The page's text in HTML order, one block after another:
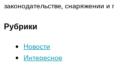
законодательстве, снаряжении
Рубрики
Новости
Интересное